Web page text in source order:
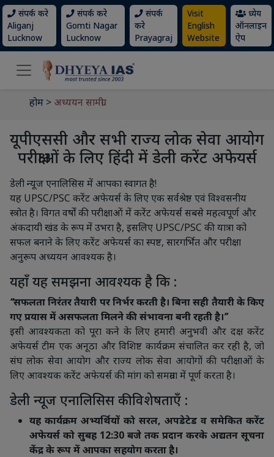
संपर्क करे
Aliganj
Lucknow
संपर्क करे
Gomti Nagar
Lucknow
संपर्क
करे
Prayagraj
Visit
English
Website
ध्येय
ऑनलाइन
ऐप
होम > अध्ययन सामग्री
यूपीएससी और सभी राज्य लोक सेवा आयोग
परीक्षाओं के लिए हिंदी में डेली करेंट अफेयर्स
डेली न्यूज एनालिसिस में आपका स्वागत है!
यह UPSC/PSC करेंट अफेयर्स के लिए एक सर्वश्रेष्ठ एवं विश्वसनीय
स्त्रोत है। विगत वर्षों की परीक्षाओं में करेंट अफेयर्स सबसे महत्वपूर्ण और
अंकदायी खंड के रूप में उभरा है, इसलिए UPSC/PSC की यात्रा को
सफल बनाने के लिए करेंट अफेयर्स का स्पष्ट, सारगर्भित और परीक्षा
अनुरूप अध्ययन आवश्यक है।
यहाँ यह समझना आवश्यक है कि :
‘‘सफलता निरंतर तैयारी पर निर्भर करती है। बिना सही तैयारी के किए
गए प्रयास में असफलता मिलने की संभावना बनी रहती है।’’
इसी आवश्यकता को पूरा कने के लिए हमारी अनुभवी और दक्ष करेंट
अफेयर्स टीम एक अनूठा और विशिष्ट कार्यक्रम संचालित कर रही है, जो
संघ लोक सेवा आयोग और राज्य लोक सेवा आयोगों की परीक्षाओं के
लिए आवश्यक करेंट अफेयर्स की मांग को समग्रता में पूर्ण करता है।
डेली न्यूज एनालिसिस की विशेषताएँ :
यह कार्यक्रम अभ्यर्थियों को सरल, अपडेटेड व समेकित करेंट
अफेयर्स को सुबह 12:30 बजे तक प्रदान करके अद्यतन सूचना
केंद्र के रूप में आपका सहयोग करता है।